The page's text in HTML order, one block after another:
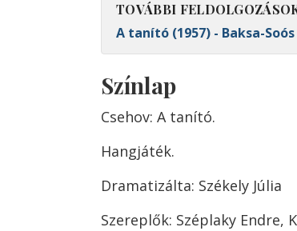
TOVÁBBI
A tanító (1957) - Baksa-
Színlap
Csehov: A tanító.
Hangjáték.
Dramatizálta: Székely Júlia
Szereplők: Széplaky Endre,